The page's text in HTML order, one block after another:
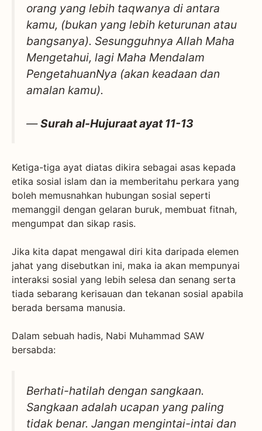
orang yang lebih taqwanya di antara
kamu, (bukan yang lebih keturunan atau
bangsanya). Sesungguhnya Allah Maha
Mengetahui, lagi Maha Mendalam
PengetahuanNya (akan keadaan dan
amalan kamu).
—Surah al-Hujuraat ayat 11-13
Ketiga-tiga ayat diatas dikira sebagai asas kepada
etika sosial islam dan ia memberitahu perkara yang
boleh memusnahkan hubungan sosial seperti
memanggil dengan gelaran buruk, membuat fitnah,
mengumpat dan sikap rasis.
Jika kita dapat mengawal diri kita daripada elemen
jahat yang disebutkan ini, maka ia akan mempunyai
interaksi sosial yang lebih selesa dan senang serta
tiada sebarang kerisauan dan tekanan sosial apabila
berada bersama manusia.
Dalam sebuah hadis, Nabi Muhammad SAW
bersabda:
Berhati-hatilah dengan sangkaan.
Sangkaan adalah ucapan yang paling
tidak benar. Jangan mengintai-intai dan